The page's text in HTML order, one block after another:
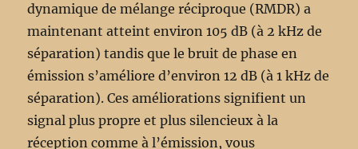
dynamique de mélange réciproque (RMDR) a
maintenant atteint environ 105 dB (à 2 kHz de
séparation) tandis que le bruit de phase en
émission s’améliore d’environ 12 dB (à 1 kHz de
séparation). Ces améliorations signifient un
signal plus propre et plus silencieux à la
réception comme à l’émission, vous